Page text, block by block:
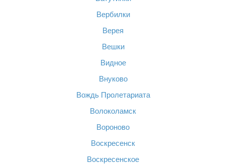
Вербилки
Верея
Вешки
Видное
Внуково
Вождь Пролетариата
Волоколамск
Вороново
Воскресенск
Воскресенское